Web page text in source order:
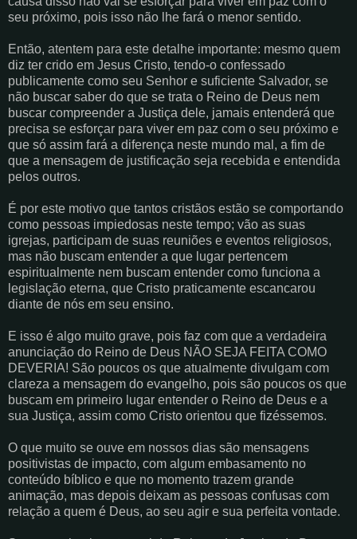
seu próximo, pois isso não lhe fará o menor sentido.
Então, atentem para este detalhe importante: mesmo quem
diz ter crido em Jesus Cristo, tendo-o confessado
publicamente como seu Senhor e suficiente Salvador, se
não buscar saber do que se trata o Reino de Deus nem
buscar compreender a Justiça dele, jamais entenderá que
precisa se esforçar para viver em paz com o seu próximo e
que só assim fará a diferença neste mundo mal, a fim de
que a mensagem de justificação seja recebida e entendida
pelos outros.
É por este motivo que tantos cristãos estão se comportando
como pessoas impiedosas neste tempo; vão as suas
igrejas, participam de suas reuniões e eventos religiosos,
mas não buscam entender a que lugar pertencem
espiritualmente nem buscam entender como funciona a
legislação eterna, que Cristo praticamente escancarou
diante de nós em seu ensino.
E isso é algo muito grave, pois faz com que a verdadeira
anunciação do Reino de Deus NÃO SEJA FEITA COMO
DEVERIA! São poucos os que atualmente divulgam com
clareza a mensagem do evangelho, pois são poucos os que
buscam em primeiro lugar entender o Reino de Deus e a
sua Justiça, assim como Cristo orientou que fizéssemos.
O que muito se ouve em nossos dias são mensagens
positivistas de impacto, com algum embasamento no
conteúdo bíblico e que no momento trazem grande
animação, mas depois deixam as pessoas confusas com
relação a quem é Deus, ao seu agir e sua perfeita vontade.